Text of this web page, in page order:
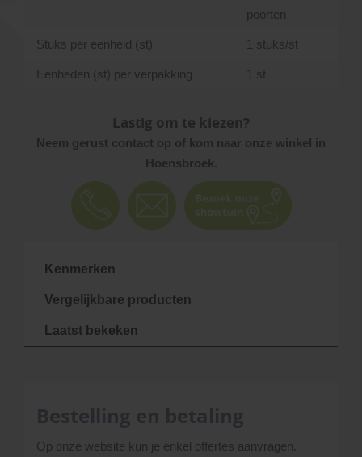
poorten
Stuks per eenheid (st) 1 stuks/st
Eenheden (st) per verpakking 1 st
Lastig om te kiezen?
Neem gerust contact op of kom naar onze winkel in
Hoensbroek.
Kenmerken
Vergelijkbare producten
Laatst bekeken
Op onze website kun je enkel offertes aanvragen.